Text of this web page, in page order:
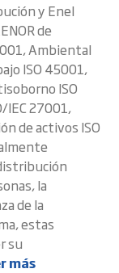
y Enel
de
Ambiental
ISO 45001,
ISO
IEC 27001,
de activos ISO
la
de la
estas
su
más